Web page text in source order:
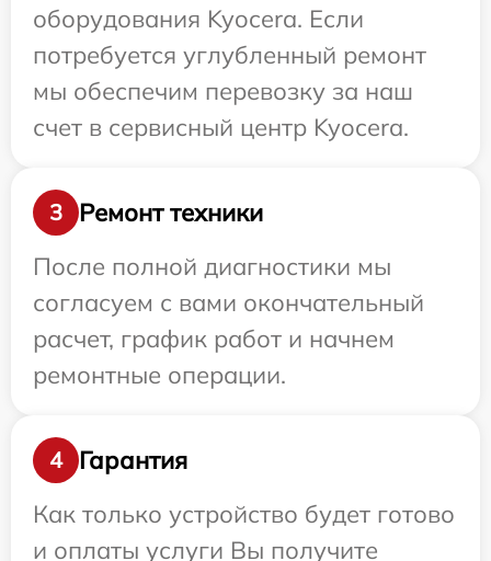
оборудования Kyocera. Если
потребуется углубленный ремонт
мы обеспечим перевозку за наш
счет в сервисный центр Kyocera.
3
Ремонт техники
После полной диагностики мы
согласуем с вами окончательный
расчет, график работ и начнем
ремонтные операции.
4
Гарантия
Как только устройство будет готово
и оплаты услуги Вы получите